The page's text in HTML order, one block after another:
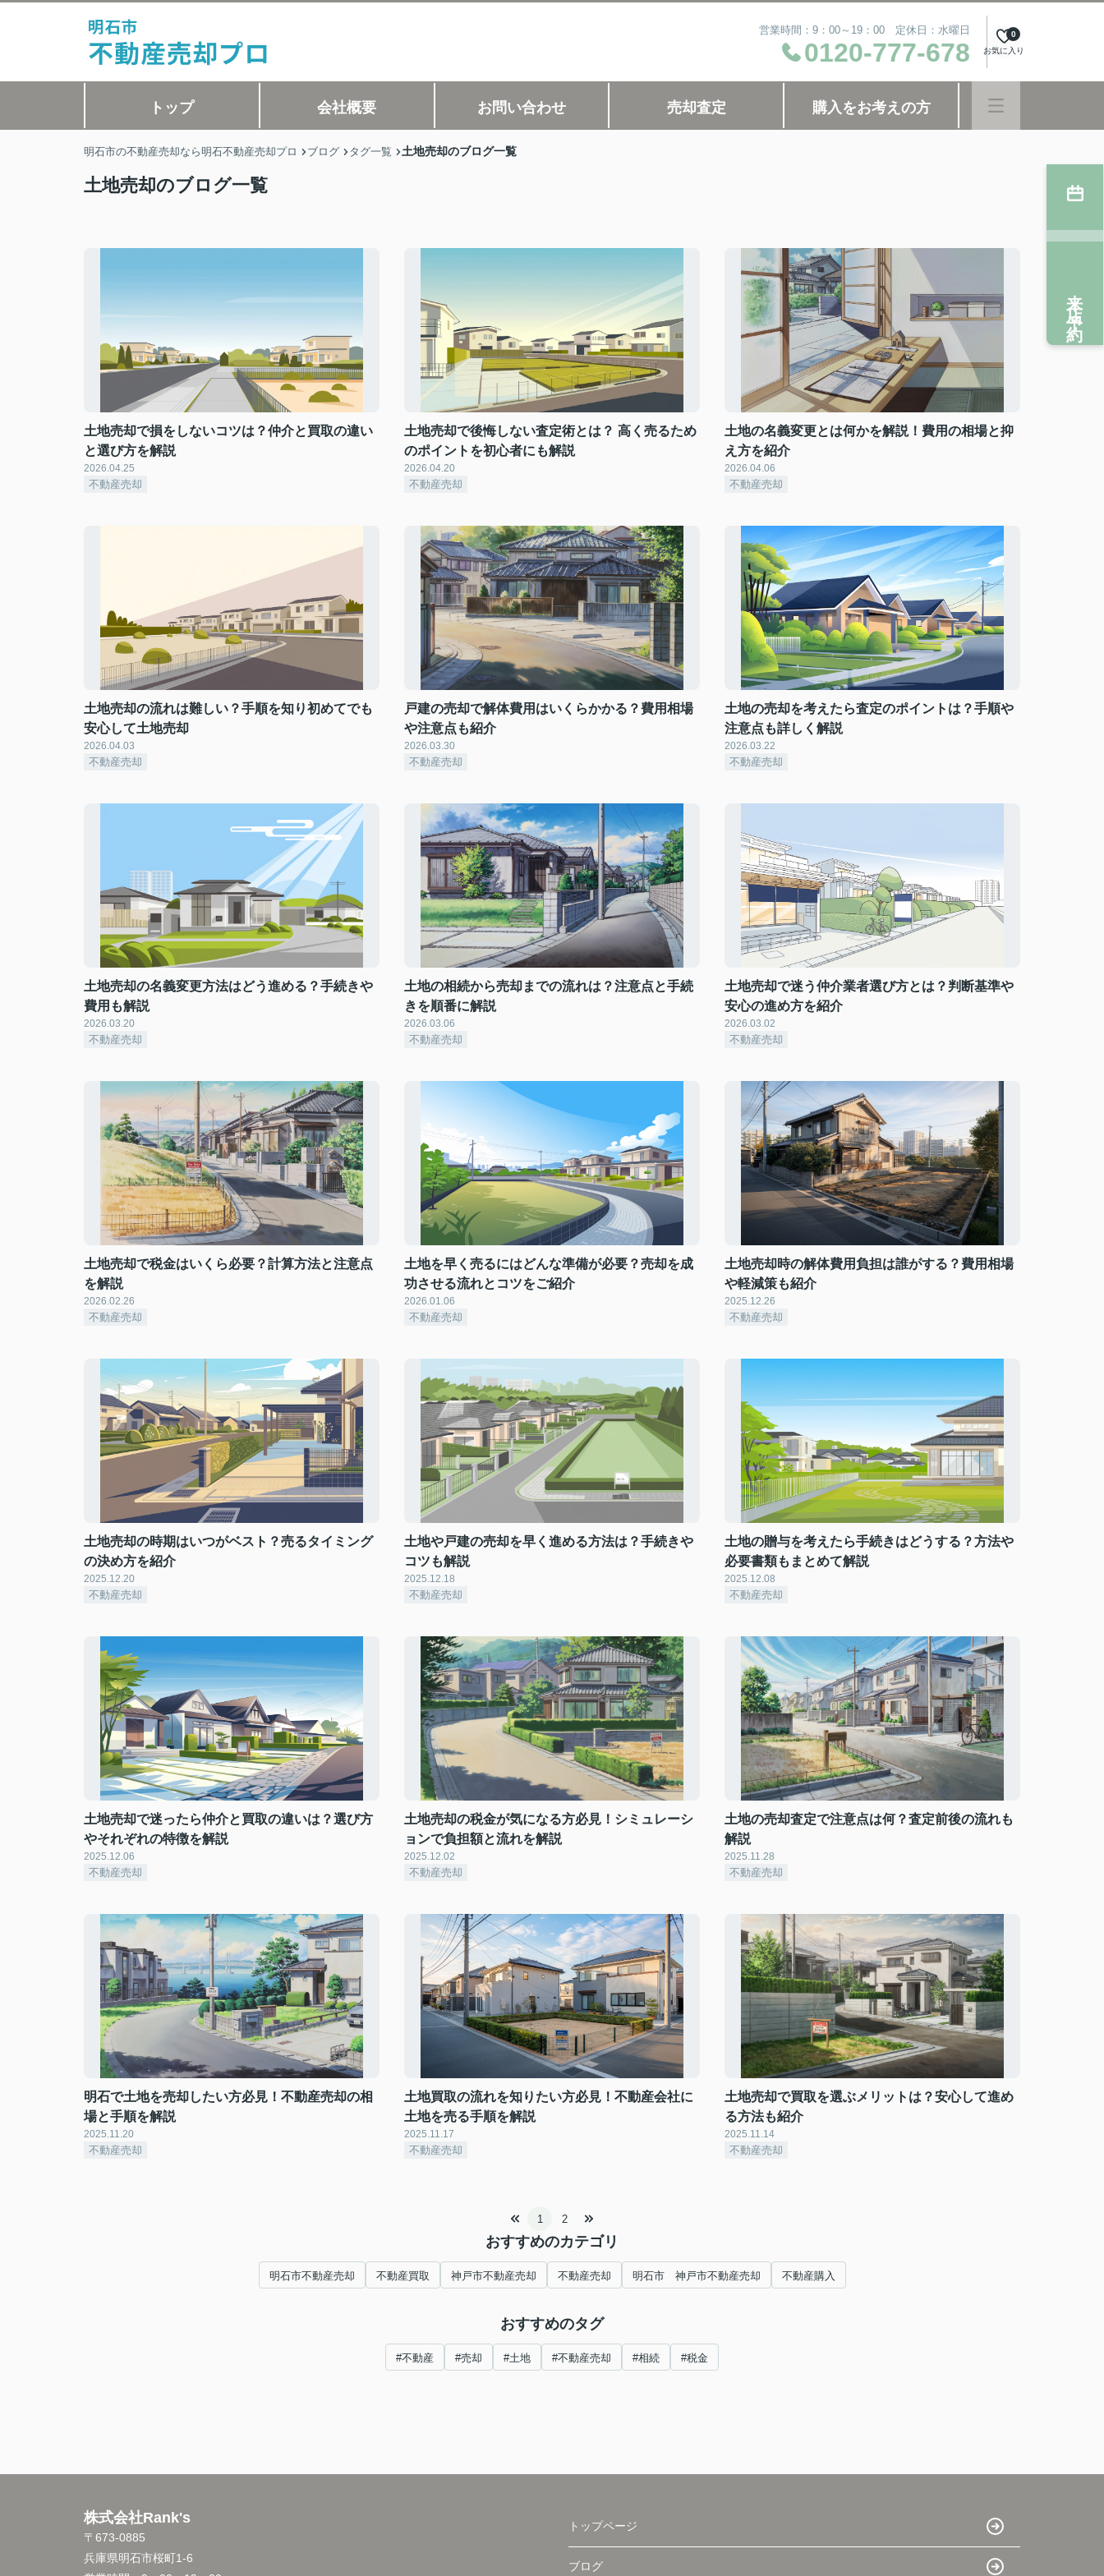
営業時間：9：00～19：00 定休日：水曜日
0120-777-678 お気に入り
0
トップ 会社概要 お問い合わせ 売却査定 購入をお考えの方
明石市の不動産売却なら明石不動産売却プロ ブログ タグ一覧 土地売却のブログ一覧
土地売却のブログ一覧
土地売却で損をしないコツは？仲介と買取の違い
と選び方を解説
2026.04.25
不動産売却
土地売却で後悔しない査定術とは？ 高く売るため
のポイントを初心者にも解説
2026.04.20
不動産売却
土地の名義変更とは何かを解説！費用の相場と抑
え方を紹介
2026.04.06
不動産売却
土地売却の流れは難しい？手順を知り初めてでも
安心して土地売却
2026.04.03
不動産売却
戸建の売却で解体費用はいくらかかる？費用相場
や注意点も紹介
2026.03.30
不動産売却
土地の売却を考えたら査定のポイントは？手順や
注意点も詳しく解説
2026.03.22
不動産売却
土地売却の名義変更方法はどう進める？手続きや
費用も解説
2026.03.20
不動産売却
土地の相続から売却までの流れは？注意点と手続
きを順番に解説
2026.03.06
不動産売却
土地売却で迷う仲介業者選び方とは？判断基準や
安心の進め方を紹介
2026.03.02
不動産売却
土地売却で税金はいくら必要？計算方法と注意点
を解説
2026.02.26
不動産売却
土地を早く売るにはどんな準備が必要？売却を成
功させる流れとコツをご紹介
2026.01.06
不動産売却
土地売却時の解体費用負担は誰がする？費用相場
や軽減策も紹介
2025.12.26
不動産売却
土地売却の時期はいつがベスト？売るタイミング
の決め方を紹介
2025.12.20
不動産売却
土地や戸建の売却を早く進める方法は？手続きや
コツも解説
2025.12.18
不動産売却
土地の贈与を考えたら手続きはどうする？方法や
必要書類もまとめて解説
2025.12.08
不動産売却
土地売却で迷ったら仲介と買取の違いは？選び方
やそれぞれの特徴を解説
2025.12.06
不動産売却
土地売却の税金が気になる方必見！シミュレーシ
ョンで負担額と流れを解説
2025.12.02
不動産売却
土地の売却査定で注意点は何？査定前後の流れも
解説
2025.11.28
不動産売却
明石で土地を売却したい方必見！不動産売却の相
場と手順を解説
2025.11.20
不動産売却
土地買取の流れを知りたい方必見！不動産会社に
土地を売る手順を解説
2025.11.17
不動産売却
土地売却で買取を選ぶメリットは？安心して進め
る方法も紹介
2025.11.14
不動産売却
1 2
おすすめのカテゴリ
明石市不動産売却 不動産買取 神戸市不動産売却 不動産売却 明石市 神戸市不動産売却 不動産購入
おすすめのタグ
#不動産 #売却 #土地 #不動産売却 #相続 #税金
来店予約
株式会社Rank's
〒673-0885
兵庫県明石市桜町1-6
トップページ
ブログ